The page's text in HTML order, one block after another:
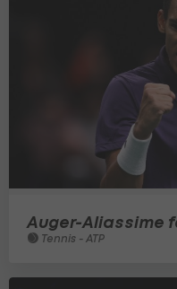
Auger-Aliassime
Tennis - ATP